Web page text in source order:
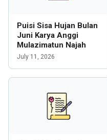
Puisi Sisa Hujan Bulan
Juni Karya Anggi
Mulazimatun Najah
July 11, 2026